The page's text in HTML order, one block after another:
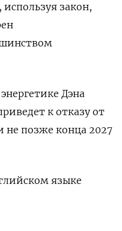
закон,
Дэна
к отказу от
не позже конца ​2027
языке